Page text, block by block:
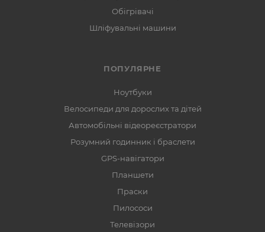
Обігрівачі
Шліфувальні машини
ПОПУЛЯРНЕ
Ноутбуки
Велосипеди для дорослих та дітей
Автомобільні відеореєстратори
Розумний годинник і браслети
GPS-навігатори
Планшети
Праски
Пилососи
Телевізори